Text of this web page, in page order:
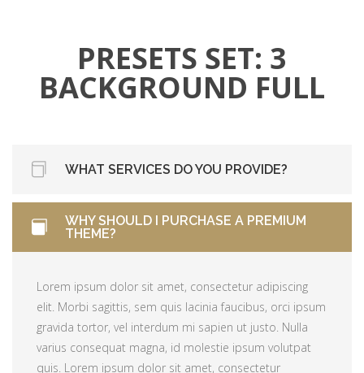
elit. Morbi sagittis, sem quis lacinia faucibus, orci ipsum
gravida tortor.
varius consequat magna, id molestie ipsum volutpat
quis. Lorem ipsum dolor sit amet, consectetur adipiscing
elit. Morbi sagittis, sem quis lacinia faucibus, orci ipsum
PRESETS SET: 3
BACKGROUND FULL
WHAT SERVICES DO YOU PROVIDE?
Lorem ipsum dolor sit amet, consectetur adipiscing
elit. Morbi sagittis, sem quis lacinia faucibus, orci ipsum
varius consequat magna, id molestie ipsum volutpat
quis. Lorem ipsum dolor sit amet, consectetur
adipiscing elit. Morbi sagittis, sem quis lacinia faucibus,
orci ipsum gravida tortor.
WHY SHOULD I PURCHASE A PREMIUM
THEME?
Lorem ipsum dolor sit amet, consectetur adipiscing
elit. Morbi sagittis, sem quis lacinia faucibus, orci ipsum
gravida tortor, vel interdum mi sapien ut justo. Nulla
varius consequat magna, id molestie ipsum volutpat
quis. Lorem ipsum dolor sit amet, consectetur